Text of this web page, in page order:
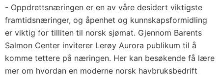
- Oppdrettsnæringen er en av våre desidert viktigste
framtidsnæringer, og åpenhet og kunnskapsformidling
er viktig for tilliten til norsk sjømat. Gjennom Barents
Salmon Center inviterer Lerøy Aurora publikum til å
komme tettere på næringen. Her kan besøkende få lære
mer om hvordan en moderne norsk havbruksbedrift